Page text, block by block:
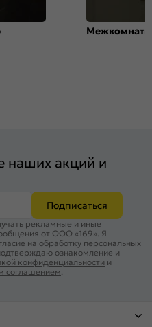
наших акций и
Подписаться
рекламные и иные
от ООО «169». Я
на обработку персональных
ознакомление и
конфиденциальности и
соглашением.